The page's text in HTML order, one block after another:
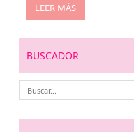
LEER MÁS
BUSCADOR